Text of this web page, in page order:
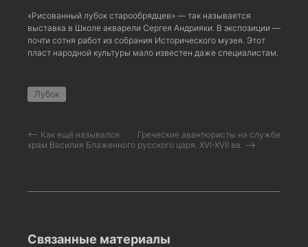
«Рисованный лубок старообрядцев» — так называется
выставка в Школе акварели Сергея Андрияки. В экспозиции —
почти сотня работ из собрания Исторического музея. Этот
пласт народной культуры мало известен даже специалистам.
Лубок
⟵ Как ещё назывался
храм Василия Блаженного
Греческие авантюристы на службе
русского царя. XVI-XVII вв. ⟶
Связанные материалы